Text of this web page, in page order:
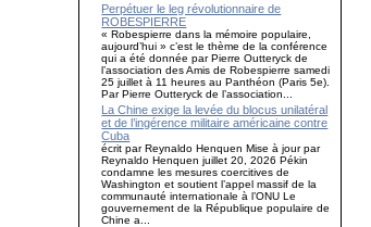
Perpétuer le leg révolutionnaire de
ROBESPIERRE
« Robespierre dans la mémoire populaire,
aujourd’hui » c’est le thème de la conférence
qui a été donnée par Pierre Outteryck de
l’association des Amis de Robespierre samedi
25 juillet à 11 heures au Panthéon (Paris 5e).
Par Pierre Outteryck de l’association...
La Chine exige la levée du blocus unilatéral
et de l’ingérence militaire américaine contre
Cuba
écrit par Reynaldo Henquen Mise à jour par
Reynaldo Henquen juillet 20, 2026 Pékin
condamne les mesures coercitives de
Washington et soutient l’appel massif de la
communauté internationale à l’ONU Le
gouvernement de la République populaire de
Chine a...